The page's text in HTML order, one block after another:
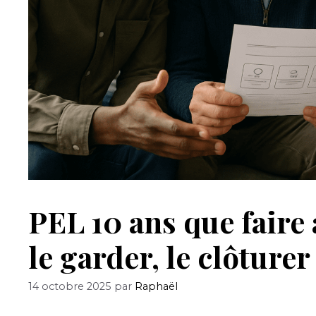
PEL 10 ans que
le garder, le
14 octobre 2025 par Raphaël